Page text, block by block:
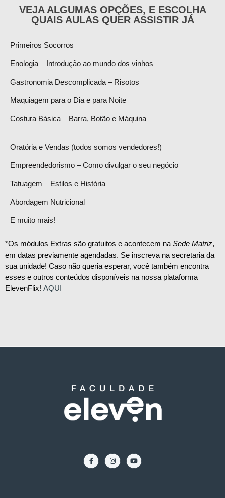
VEJA ALGUMAS OPÇÕES, E ESCOLHA
QUAIS AULAS QUER ASSISTIR JÁ
Primeiros Socorros
Enologia – Introdução ao mundo dos vinhos
Gastronomia Descomplicada – Risotos
Maquiagem para o Dia e para Noite
Costura Básica – Barra, Botão e Máquina
Oratória e Vendas (todos somos vendedores!)
Empreendedorismo – Como divulgar o seu negócio
Tatuagem – Estilos e História
Abordagem Nutricional
E muito mais!
*Os módulos Extras são gratuitos e acontecem na Sede Matriz,
em datas previamente agendadas. Se inscreva na secretaria da
sua unidade! Caso não queria esperar, você também encontra
esses e outros conteúdos disponíveis na nossa plataforma
ElevenFlix! AQUI